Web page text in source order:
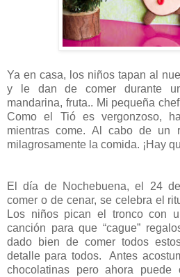
Ya en casa, los niños tapan al
y le dan de comer durante
mandarina, fruta.. Mi pequeña
Como el Tió es vergonzoso,
mientras come. Al cabo de un
milagrosamente la comida. ¡Hay
El día de Nochebuena, el 24
comer o de cenar, se celebra el
Los niños pican el tronco con
canción para que “cague”
dado bien de comer todos
detalle para todos.
Antes
chocolatinas pero ahora puede